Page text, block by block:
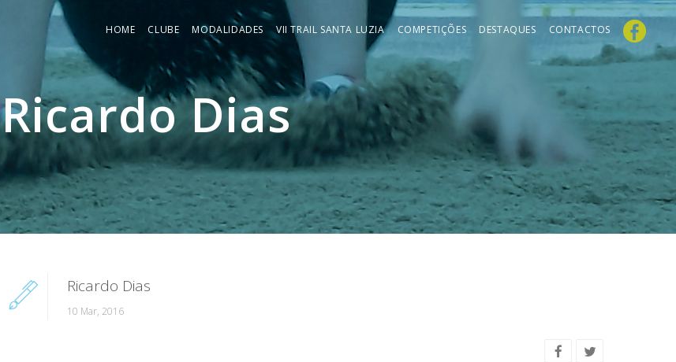
HOME CLUBE MODALIDADES VII TRAIL SANTA LUZIA COMPETIÇÕES DESTAQUES CONTACTOS
Ricardo Dias
Ricardo Dias
10 Mar, 2016